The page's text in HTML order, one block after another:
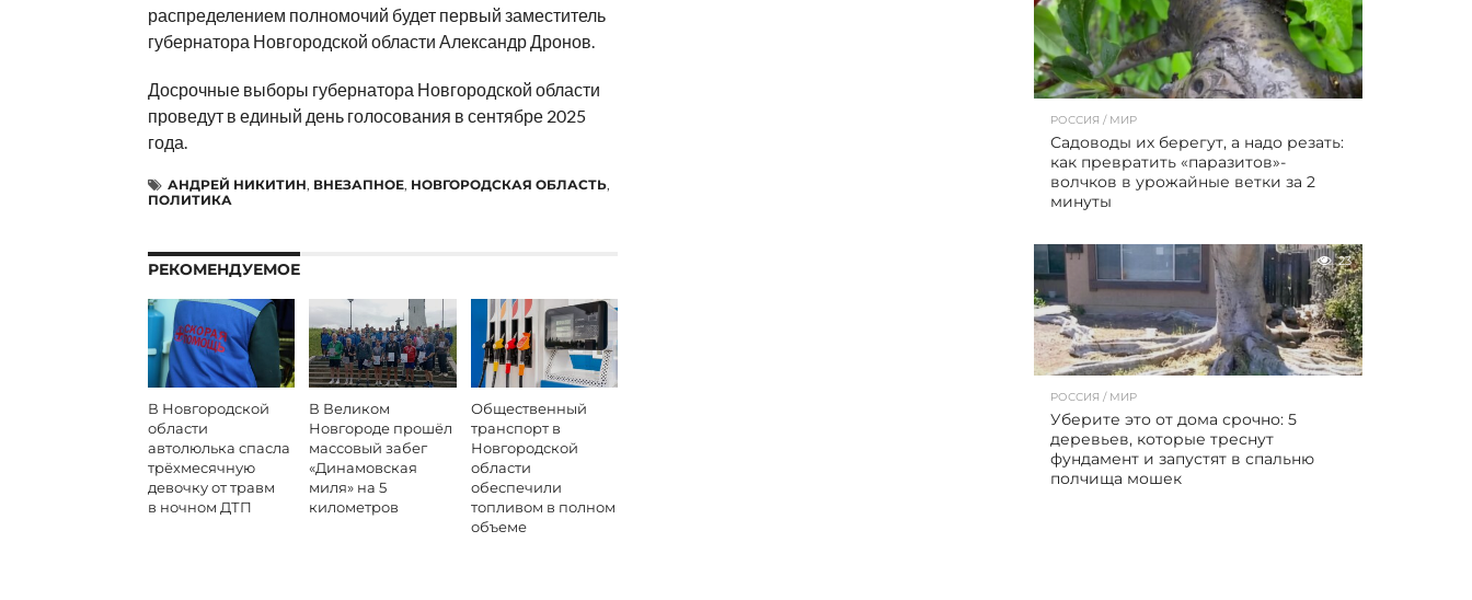
распределением полномочий будет первый заместитель
губернатора Новгородской области Александр Дронов.
Досрочные выборы губернатора Новгородской области
проведут в единый день голосования в сентябре 2025
года.
АНДРЕЙ НИКИТИН, ВНЕЗАПНОЕ, НОВГОРОДСКАЯ ОБЛАСТЬ,
ПОЛИТИКА
РЕКОМЕНДУЕМОЕ
В Новгородской
области
автолюлька спасла
трёхмесячную
девочку от травм
в ночном ДТП
В Великом
Новгороде прошёл
массовый забег
«Динамовская
миля» на 5
километров
Общественный
транспорт в
Новгородской
области
обеспечили
топливом в полном
объеме
РОССИЯ / МИР
Садоводы их берегут, а надо резать:
как превратить «паразитов»-
волчков в урожайные ветки за 2
минуты
23
РОССИЯ / МИР
Уберите это от дома срочно: 5
деревьев, которые треснут
фундамент и запустят в спальню
полчища мошек